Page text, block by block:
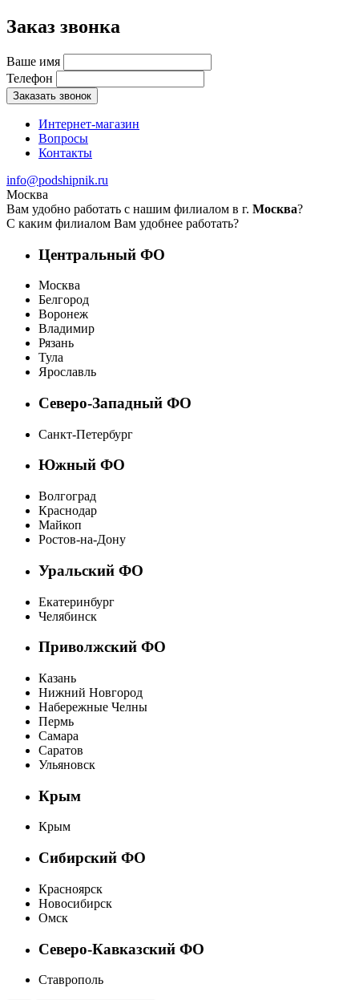
Заказ звонка
Ваше имя
Телефон
Заказать звонок
Интернет-магазин
Вопросы
Контакты
info@podshipnik.ru
Москва
Вам удобно работать с нашим филиалом в г. Москва?
С каким филиалом Вам удобнее работать?
Центральный ФО
Москва
Белгород
Воронеж
Владимир
Рязань
Тула
Ярославль
Северо-Западный ФО
Санкт-Петербург
Южный ФО
Волгоград
Краснодар
Майкоп
Ростов-на-Дону
Уральский ФО
Екатеринбург
Челябинск
Приволжский ФО
Казань
Нижний Новгород
Набережные Челны
Пермь
Самара
Саратов
Ульяновск
Крым
Крым
Сибирский ФО
Красноярск
Новосибирск
Омск
Северо-Кавказский ФО
Ставрополь